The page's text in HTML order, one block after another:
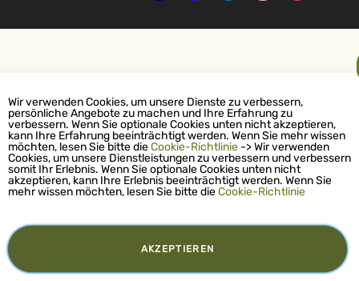
Wir verwenden Cookies, um unsere Dienste zu verbessern,
persönliche Angebote zu machen und Ihre Erfahrung zu
verbessern. Wenn Sie optionale Cookies unten nicht akzeptieren,
kann Ihre Erfahrung beeinträchtigt werden. Wenn Sie mehr wissen
möchten, lesen Sie bitte dieCookie-Richtlinie -> Wir verwenden
Cookies, um unsere Dienstleistungen zu verbessern und verbessern
somit Ihr Erlebnis. Wenn Sie optionale Cookies unten nicht
akzeptieren, kann Ihre Erlebnis beeinträchtigt werden. Wenn Sie
mehr wissen möchten, lesen Sie bitte dieCookie-Richtlinie
AKZEPTIEREN